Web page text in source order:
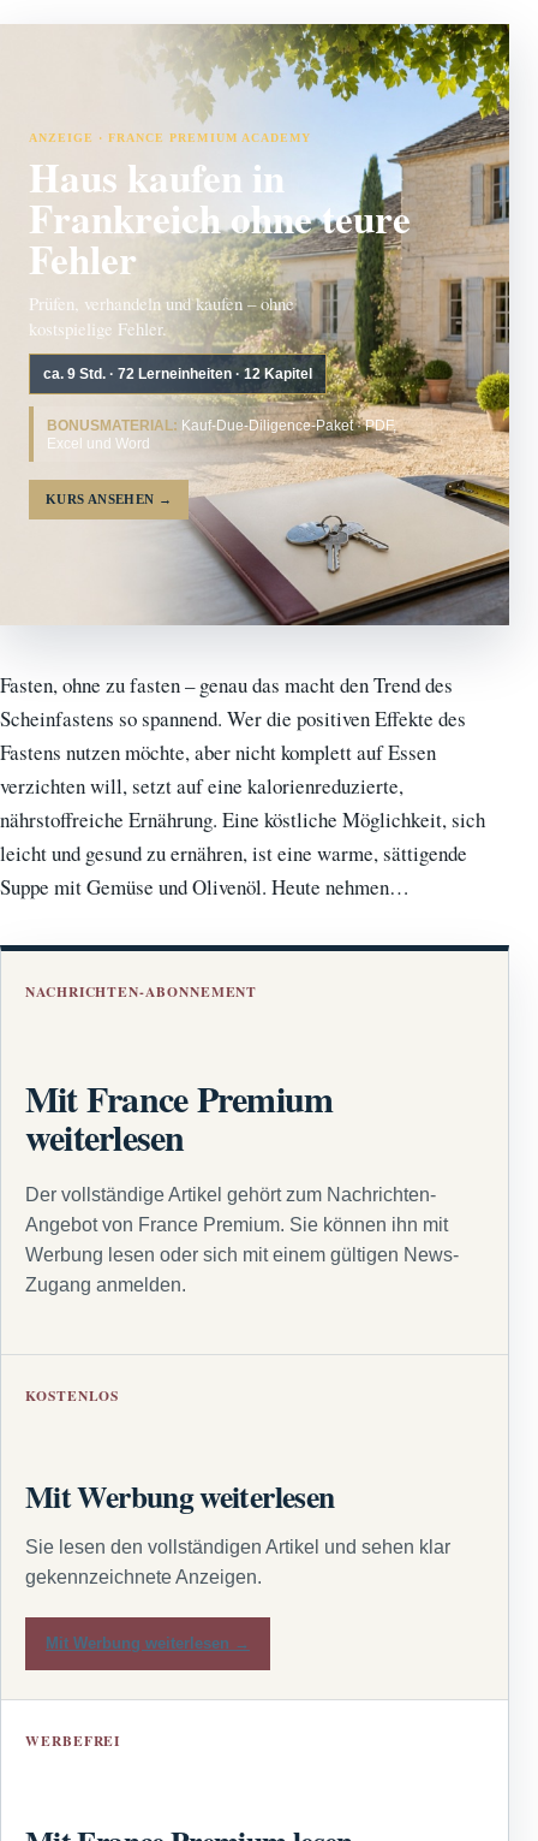
ANZEIGE · FRANCE PREMIUM ACADEMY
Haus kaufen in
Frankreich ohne teure
Fehler
Prüfen, verhandeln und kaufen – ohne
kostspielige Fehler.
ca. 9 Std. · 72 Lerneinheiten · 12 Kapitel
BONUSMATERIAL: Kauf-Due-Diligence-Paket · PDF,
Excel und Word
KURS ANSEHEN →
Fasten, ohne zu fasten – genau das macht den Trend des
Scheinfastens so spannend. Wer die positiven Effekte des
Fastens nutzen möchte, aber nicht komplett auf Essen
verzichten will, setzt auf eine kalorienreduzierte,
nährstoffreiche Ernährung. Eine köstliche Möglichkeit, sich
leicht und gesund zu ernähren, ist eine warme, sättigende
Suppe mit Gemüse und Olivenöl. Heute nehmen…
NACHRICHTEN-ABONNEMENT
Mit France Premium
weiterlesen
Der vollständige Artikel gehört zum Nachrichten-
Angebot von France Premium. Sie können ihn mit
Werbung lesen oder sich mit einem gültigen News-
Zugang anmelden.
KOSTENLOS
Mit Werbung weiterlesen
Sie lesen den vollständigen Artikel und sehen klar
gekennzeichnete Anzeigen.
Mit Werbung weiterlesen →
WERBEFREI